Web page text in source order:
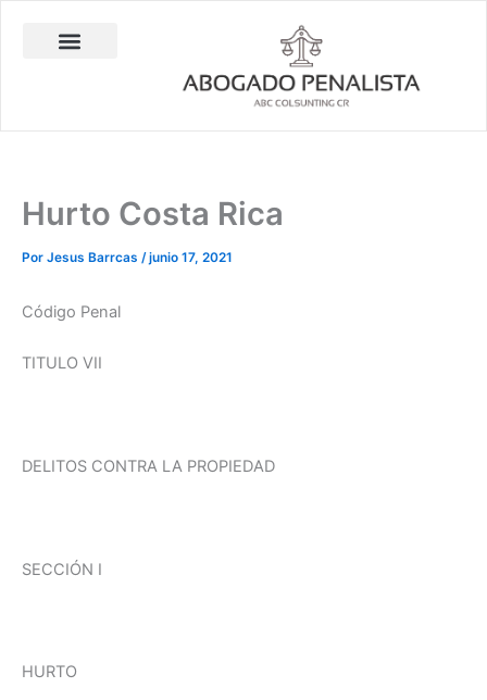
Hurto Costa Rica
Por Jesus Barrcas /junio 17, 2021
Código Penal
TITULO VII
DELITOS CONTRA LA PROPIEDAD
SECCIÓN I
HURTO